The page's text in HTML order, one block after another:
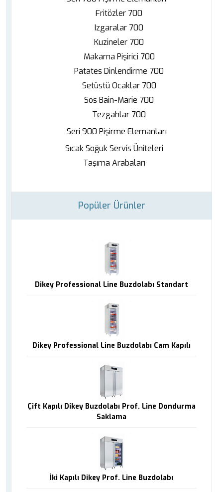
Fritözler 700
Izgaralar 700
Kuzineler 700
Makarna Pişirici 700
Patates Dinlendirme 700
Setüstü Ocaklar 700
Sos Bain-Marie 700
Tezgahlar 700
Seri 900 Pişirme Elemanları
Sıcak Soğuk Servis Üniteleri
Taşıma Arabaları
Popüler Ürünler
Dikey Professional Line Buzdolabı Standart
Dikey Professional Line Buzdolabı Cam Kapılı
Çift Kapılı Dikey Buzdolabı Prof. Line Dondurma
Saklama
İki Kapılı Dikey Prof. Line Buzdolabı